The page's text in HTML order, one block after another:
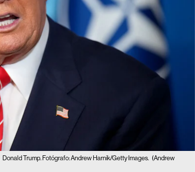
Donald Trump. Fotógrafo: Andrew Harnik/Getty Images. (Andrew